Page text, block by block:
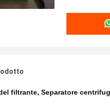
filtrante, Separatore